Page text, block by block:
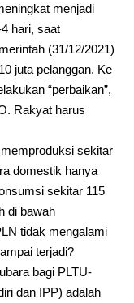
menjadi
hari, saat
(31/12/2021)
juta pelanggan. Ke
“perbaikan”,
Rakyat harus
sekitar
domestik hanya
sekitar 115
di bawah
tidak mengalami
terjadi?
bagi PLTU-
dan IPP) adalah